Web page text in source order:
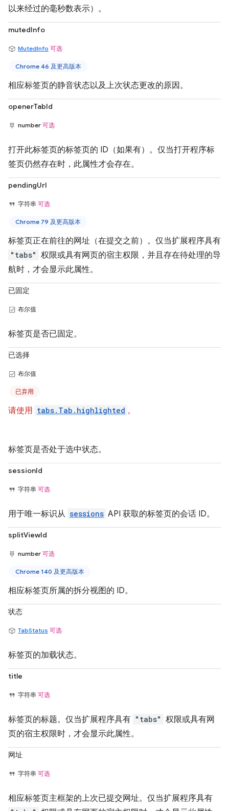
以来经过的毫秒数表示）。
mutedInfo
MutedInfo 可选
Chrome 46 及更高版本
相应标签页的静音状态以及上次状态更改的原因。
openerTabId
number 可选
打开此标签页的标签页的 ID（如果有）。仅当打开程序标
签页仍然存在时，此属性才会存在。
pendingUrl
字符串 可选
Chrome 79 及更高版本
标签页正在前往的网址（在提交之前）。仅当扩展程序具有
"tabs" 权限或具有网页的宿主权限，并且存在待处理的导
航时，才会显示此属性。
已固定
布尔值
标签页是否已固定。
已选择
布尔值
已弃用
请使用 tabs.Tab.highlighted 。
标签页是否处于选中状态。
sessionId
字符串 可选
用于唯一标识从 sessions API 获取的标签页的会话 ID。
splitViewId
number 可选
Chrome 140 及更高版本
相应标签页所属的拆分视图的 ID。
状态
TabStatus 可选
标签页的加载状态。
title
字符串 可选
标签页的标题。仅当扩展程序具有 "tabs" 权限或具有网
页的宿主权限时，才会显示此属性。
网址
字符串 可选
相应标签页主框架的上次已提交网址。仅当扩展程序具有